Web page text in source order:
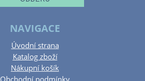
NAVIGACE
Úvodní strana
Katalog zboží
Nákupní košík